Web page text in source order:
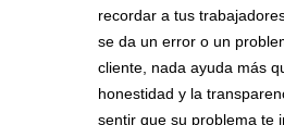
recordar a tus
se da un error o un
cliente, nada ayuda más
honestidad y la
sentir que su problema te